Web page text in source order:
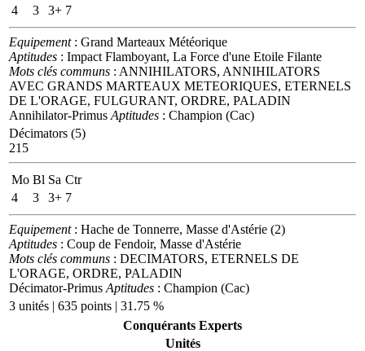
4
3 3+ 7
Equipement: Grand Marteaux Météorique
Aptitudes : Impact Flamboyant, La Force d'une Etoile Filante
Mots clés communs : ANNIHILATORS, ANNIHILATORS
AVEC GRANDS MARTEAUX METEORIQUES, ETERNELS
DE L'ORAGE, FULGURANT, ORDRE, PALADIN
Annihilator-Primus Aptitudes : Champion (Cac)
Décimators (5)
215
Mo Bl Sa Ctr
4
3 3+ 7
Equipement: Hache de Tonnerre, Masse d'Astérie (2)
Aptitudes : Coup de Fendoir, Masse d'Astérie
Mots clés communs : DECIMATORS, ETERNELS DE
L'ORAGE, ORDRE, PALADIN
Décimator-Primus Aptitudes : Champion (Cac)
3 unités | 635 points | 31.75 %
Conquérants Experts
Unités